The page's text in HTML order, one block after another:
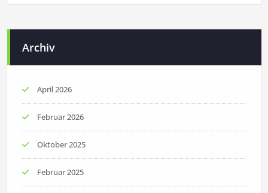
Archiv
April 2026
Februar 2026
Oktober 2025
Februar 2025